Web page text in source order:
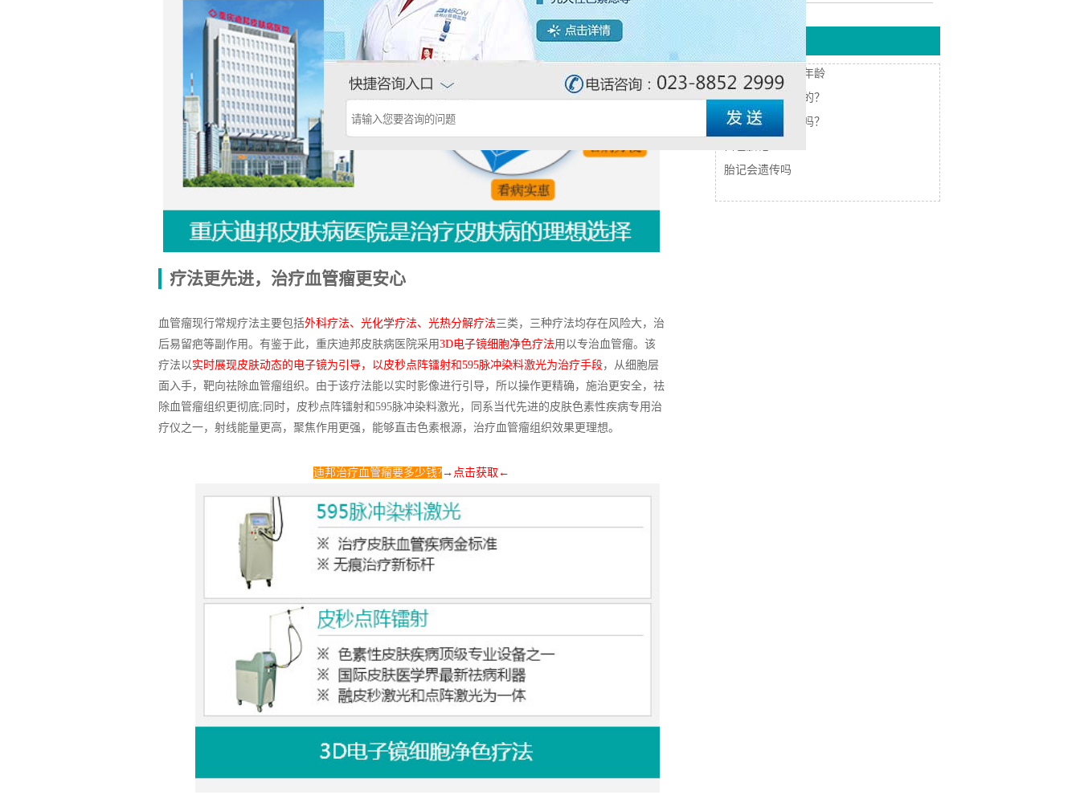
疗法更先进，治疗血管瘤更安心
血管瘤现行常规疗法主要包括外科疗法、光化学疗法、光热分解疗法三类，三种疗法均存在风险大，治
后易留疤等副作用。有鉴于此，重庆迪邦皮肤病医院采用3D电子镜细胞净色疗法用以专治血管瘤。该
疗法以 实时展现皮肤动态的电子镜为引导，以皮秒点阵镭射和595脉冲染料激光为治疗手段，从细胞层
面入手，靶向祛除血管瘤组织。由于该疗法能以实时影像进行引导，所以操作更精确，施治更安全，祛
除血管瘤组织更彻底;同时，皮秒点阵镭射和595脉冲染料激光，同系当代先进的皮肤色素性疾病专用治
疗仪之一，射线能量更高，聚焦作用更强，能够直击色素根源，治疗血管瘤组织效果更理想。
迪邦治疗血管瘤要多少钱?→点击获取 ←
热门搜索
胎记治疗的最佳年龄
胎记是怎么形成的？
胎记能彻底清除吗？
胎记会遗传吗